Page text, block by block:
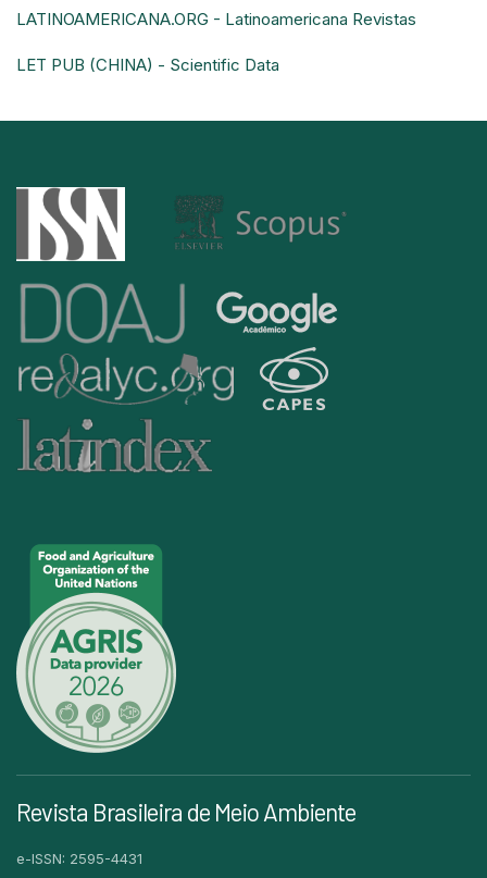
LATINOAMERICANA.ORG - Latinoamericana Revistas
LET PUB (CHINA) - Scientific Data
Revista Brasileira de Meio Ambiente
e-ISSN: 2595-4431